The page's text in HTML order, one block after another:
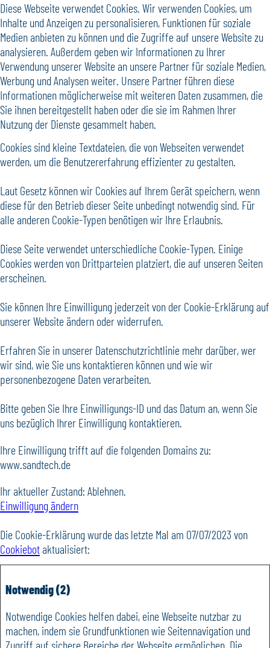
Diese Webseite verwendet Cookies. Wir verwenden Cookies, um
Inhalte und Anzeigen zu personalisieren, Funktionen für soziale
Medien anbieten zu können und die Zugriffe auf unsere Website zu
analysieren. Außerdem geben wir Informationen zu Ihrer
Verwendung unserer Website an unsere Partner für soziale Medien,
Werbung und Analysen weiter. Unsere Partner führen diese
Informationen möglicherweise mit weiteren Daten zusammen, die
Sie ihnen bereitgestellt haben oder die sie im Rahmen Ihrer
Nutzung der Dienste gesammelt haben.
Cookies sind kleine Textdateien, die von Webseiten verwendet
werden, um die Benutzererfahrung effizienter zu gestalten.
Laut Gesetz können wir Cookies auf Ihrem Gerät speichern, wenn
diese für den Betrieb dieser Seite unbedingt notwendig sind. Für
alle anderen Cookie-Typen benötigen wir Ihre Erlaubnis.
Diese Seite verwendet unterschiedliche Cookie-Typen. Einige
Cookies werden von Drittparteien platziert, die auf unseren Seiten
erscheinen.
Sie können Ihre Einwilligung jederzeit von der Cookie-Erklärung auf
unserer Website ändern oder widerrufen.
Erfahren Sie in unserer Datenschutzrichtlinie mehr darüber, wer
wir sind, wie Sie uns kontaktieren können und wie wir
personenbezogene Daten verarbeiten.
Bitte geben Sie Ihre Einwilligungs-ID und das Datum an, wenn Sie
uns bezüglich Ihrer Einwilligung kontaktieren.
Ihre Einwilligung trifft auf die folgenden Domains zu:
www.sandtech.de
Ihr aktueller Zustand: Ablehnen.
Einwilligung ändern
Die Cookie-Erklärung wurde das letzte Mal am 07/07/2023 von
Cookiebot aktualisiert:
Notwendig (2)
Notwendige Cookies helfen dabei, eine Webseite nutzbar zu
machen, indem sie Grundfunktionen wie Seitennavigation und